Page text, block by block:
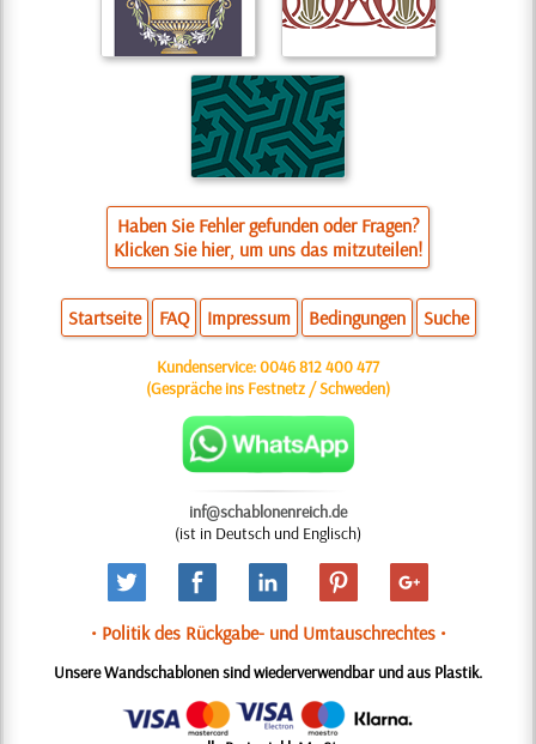
Haben Sie Fehler gefunden oder Fragen?
Klicken Sie hier, um uns das mitzuteilen!
Startseite FAQ Impressum Bedingungen Suche
Kundenservice:0046 812 400 477
(Gespräche ins Festnetz / Schweden)
inf@schablonenreich.de
(ist in Deutsch und Englisch)
• Politik des Rückgabe- und Umtauschrechtes •
Unsere Wandschablonen sind wiederverwendbar und aus Plastik.